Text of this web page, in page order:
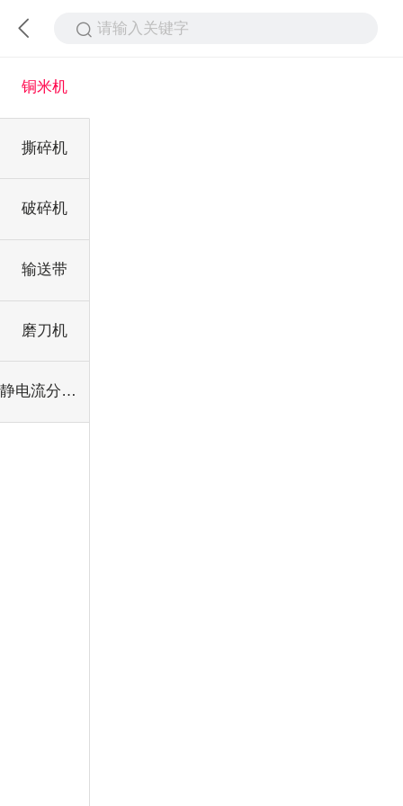
请输入关键字
铜米机
撕碎机
破碎机
输送带
磨刀机
静电流分选机